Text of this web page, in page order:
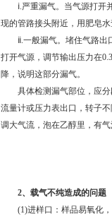
ⅰ.严重漏气。当气源打开并
现的管路接头附近，用肥皂
ⅱ.一般漏气。堵住气路出口
打开气源，调节输出压力在
降，说明这部分漏气。
具体检测漏气部位，应分
流量计或压力表出口，转子
调大气流，泡在乙醇里，有
2、载气不纯造成的问题
(1)进样口：样品易氧化，